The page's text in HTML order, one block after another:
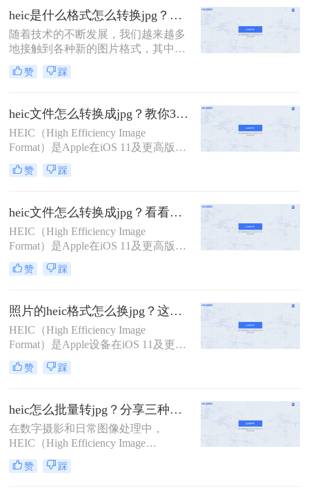
物。它作为苹果公司在iOS 11及后续
版本中引入的默认图像格式，旨在通
过更高效的压缩算法来节省存储空
间，同时保持图像的高品质。
heic是什么格式怎么转换jpg？来看看这几种方法吧！
随着技术的不断发展，我们越来越多
地接触到各种新的图片格式，其中
HEIC格式就是近年来逐渐流行起来的
一种。然而，由于这种格式的特殊
接支持。那么heic是什么格式怎么转
换jpg呢？本文将介绍四种将HEIC文
件转换为JPG格式的方法，帮助您轻
松实现这一目标。
赞 踩
heic文件怎么转换成jpg？教你3招快速转换！
HEIC（High Efficiency Image
Format）是Apple在iOS 11及更高版本
中引入的一种新型图像格式，它通过
HEVC（High Efficiency Video
缩，具有更高的压缩比和更好的图像
质量。然而，由于HEIC格式的兼容性
较差，特别是在Windows和Android平
台上
赞 踩
heic文件怎么转换成jpg？看看这4个常用转换方法！
HEIC（High Efficiency Image
Format）是Apple在iOS 11及更高版本
中引入的一种新型图像格式，旨在通
过HEVC（High Efficiency Video
压缩。然而，由于HEIC格式的兼容性
相对较差，许多非Apple设备可能无
法直接打开或编辑这种格式的图片。
因此，将HEIC文件转换成JPG格式成
为了一个常见的需求。那么HEIC文件
怎么转换成JPG呢？本文将介绍四种
赞 踩
照片的heic格式怎么换jpg？这二种方法轻松转换！
HEIC（High Efficiency Image
Format）是Apple设备在iOS 11及更高
版本中引入的一种新型图像格式，旨
在通过HEVC（High Efficiency Video
压缩。然而，由于HEIC格式的兼容性
在非Apple设备上较差，许多用户需
要将HEIC格式的照片转换为JPG格
式。那么照片的heic格式怎么换jpg
呢？本文将介绍两种将HEIC格式照片
转换为JPG格式的方法。
赞 踩
heic怎么批量转jpg？分享三种常用的转换方法！
在数字摄影和日常图像处理中，
HEIC（High Efficiency Image
Format）作为一种高效的图像格式，
因其出色的压缩率和图像质量而备受
赞 踩